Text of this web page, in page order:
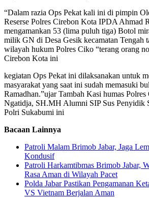
“Dalam razia Ops Pekat kali ini di pimpin
Reserse Polres Cirebon Kota IPDA Ahmad
mengamankan 53 (lima puluh tiga) Botol
milik GN di Desa Gesik kecamatan Tengah
wilayah hukum Polres Ciko “terang orang
Cirebon Kota ini
kegiatan Ops Pekat ini dilaksanakan untuk
masyarakat yang saat ini sudah memasuki
Ramadhan.”ujar Tambah Kasi humas
Ngatidja, SH.MH Alumni SIP Sus Penyidik
Polri Sukabumi ini
Bacaan Lainnya
Patroli Malam Brimob Jabar, Jaga
Kondusif
Patroli Harkamtibmas Brimob Jabar,
Rasa Aman di Wilayah Pacet
Polda Jabar Pastikan Pengamanan
VS Vietnam Berjalan Aman